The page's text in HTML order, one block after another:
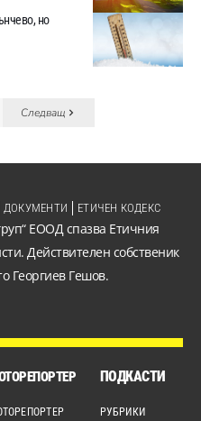
но
Следващ
ЕООД спазва Етичния
Действителен собственик
Георгиев Гешов.
ДОКУМЕНТИ ЕТИЧЕН КОДЕКС
ПОДКАСТИ
РУБРИКИ